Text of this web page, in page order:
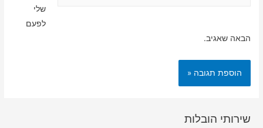
שלי
לפעם
הבאה שאגיב.
שירותי הובלות